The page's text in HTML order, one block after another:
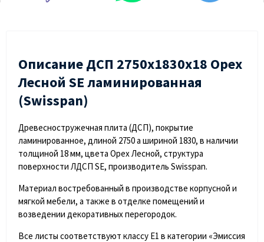
Описание ДСП 2750х1830х18 Орех
Лесной SE ламинированная
(Swisspan)
Древесностружечная плита (ДСП), покрытие
ламинированное, длиной 2750 а шириной 1830, в наличии
толщиной 18 мм, цвета Орех Лесной, структура
поверхности ЛДСП SE, производитель Swisspan.
Материал востребованный в производстве корпусной и
мягкой мебели, а также в отделке помещений и
возведении декоративных перегородок.
Все листы соответствуют классу Е1 в категории «Эмиссия